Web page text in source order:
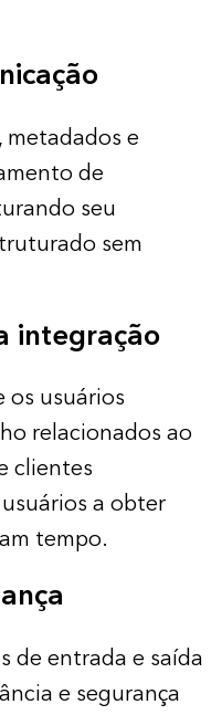
metadados e
de
seu
sem
integração
os usuários
relacionados ao
clientes
a obter
tempo.
de entrada e saída
e segurança